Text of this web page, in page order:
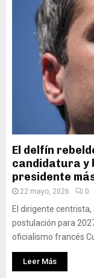
El delfín
candidatura y
presidente
22 mayo, 2026 0
El dirigente
postulación para
oficialismo francés
Leer Más